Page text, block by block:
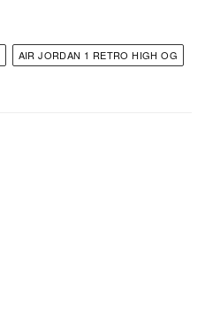
AIR JORDAN 1 RETRO HIGH OG